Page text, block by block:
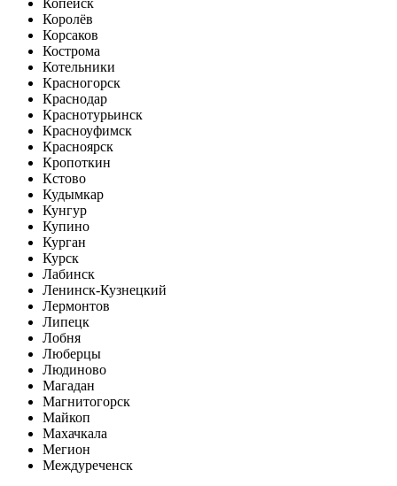
Королёв
Корсаков
Кострома
Котельники
Красногорск
Краснодар
Краснотурьинск
Красноуфимск
Красноярск
Кропоткин
Кстово
Кудымкар
Кунгур
Купино
Курган
Курск
Лабинск
Ленинск-Кузнецкий
Лермонтов
Липецк
Лобня
Люберцы
Людиново
Магадан
Магнитогорск
Майкоп
Махачкала
Мегион
Междуреченск